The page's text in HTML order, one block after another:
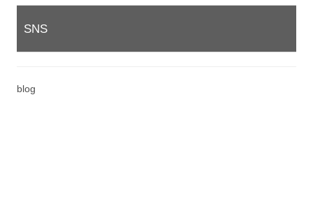
SNS
blog